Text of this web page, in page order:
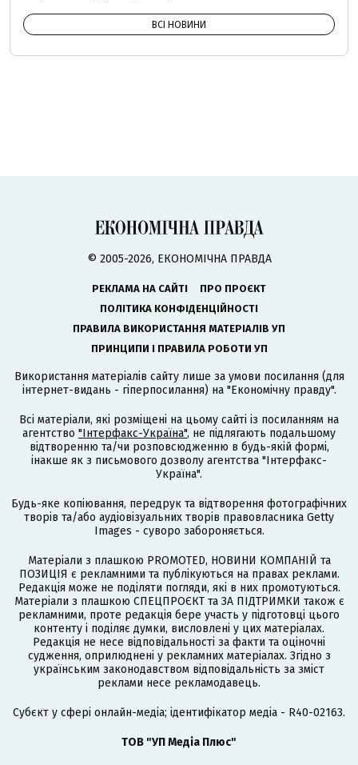
ВСІ НОВИНИ
© 2005-2026, ЕКОНОМІЧНА ПРАВДА
РЕКЛАМА НА САЙТІ
ПРО ПРОЄКТ
ПОЛІТИКА КОНФІДЕНЦІЙНОСТІ
ПРАВИЛА ВИКОРИСТАННЯ МАТЕРІАЛІВ УП
ПРИНЦИПИ І ПРАВИЛА РОБОТИ УП
Використання матеріалів сайту лише за умови посилання (для
інтернет-видань - гіперпосилання) на "Економічну правду".
Всі матеріали, які розміщені на цьому сайті із посиланням на
агентство "Інтерфакс-Україна", не підлягають подальшому
відтворенню та/чи розповсюдженню в будь-якій формі,
інакше як з письмового дозволу агентства "Інтерфакс-
Україна".
Будь-яке копіювання, передрук та відтворення фотографічних
творів та/або аудіовізуальних творів правовласника Getty
Images - суворо забороняється.
Матеріали з плашкою PROMOTED, НОВИНИ КОМПАНІЙ та
ПОЗИЦІЯ є рекламними та публікуються на правах реклами.
Редакція може не поділяти погляди, які в них промотуються.
Матеріали з плашкою СПЕЦПРОЄКТ та ЗА ПІДТРИМКИ також є
рекламними, проте редакція бере участь у підготовці цього
контенту і поділяє думки, висловлені у цих матеріалах.
Редакція не несе відповідальності за факти та оціночні
судження, оприлюднені у рекламних матеріалах. Згідно з
українським законодавством відповідальність за зміст
реклами несе рекламодавець.
Cубєкт у сфері онлайн-медіа; ідентифікатор медіа - R40-02163.
ТОВ "УП Медіа Плюс"